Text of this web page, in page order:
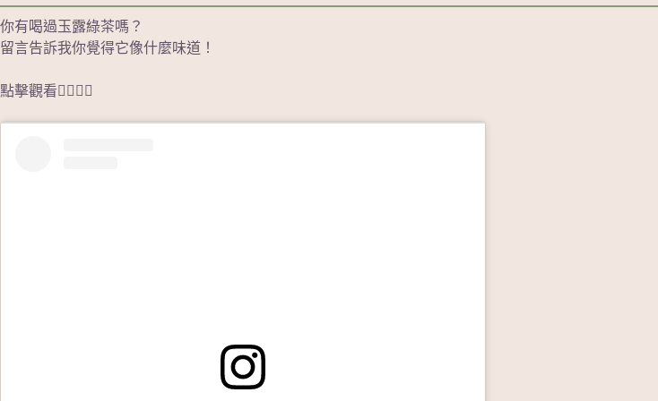
你有喝過玉露綠茶嗎？
留言告訴我你覺得它像什麼味道！
點擊觀看👇🏻👇🏻